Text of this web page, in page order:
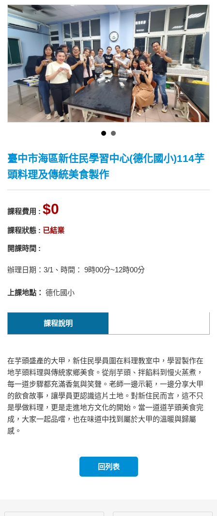
臺中市海區新住民學習中心(德化國小)114芋
頭料理及傳統美食製作
課程費用 : 0
課程狀態 : 已結業
開課時間 :
辦理日期：3/1、時間： 9時00分~12時00分
上課地點： 德化國小
課程說明
在芋頭盛產的大甲，新住民學員圍在料理教室中，學習製作在
地芋頭料理與傳統家鄉美食。從削芋頭、拌餡料到慢火蒸煮，
每一道步驟都充滿香氣與笑聲。老師一邊示範，一邊分享大甲
的飲食故事，讓學員更認識這片土地。對新住民而言，這不只
是學做料理，更是走進地方文化的開始。當一道道芋頭美食完
成，大家一起品嚐，也在味道中找到屬於大甲的溫暖與歸屬
感。
回列表